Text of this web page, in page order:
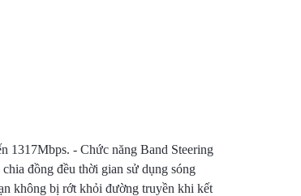
1317Mbps. - Chức năng Band Steering
đồng đều thời gian sử dụng sóng
không bị rớt khỏi đường truyền khi kết